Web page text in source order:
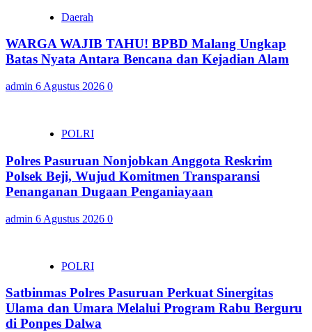
Daerah
WARGA WAJIB TAHU! BPBD Malang Ungkap
Batas Nyata Antara Bencana dan Kejadian Alam
admin 6 Agustus 2026 0
POLRI
Polres Pasuruan Nonjobkan Anggota Reskrim
Polsek Beji, Wujud Komitmen Transparansi
Penanganan Dugaan Penganiayaan
admin 6 Agustus 2026 0
POLRI
Satbinmas Polres Pasuruan Perkuat Sinergitas
Ulama dan Umara Melalui Program Rabu Berguru
di Ponpes Dalwa